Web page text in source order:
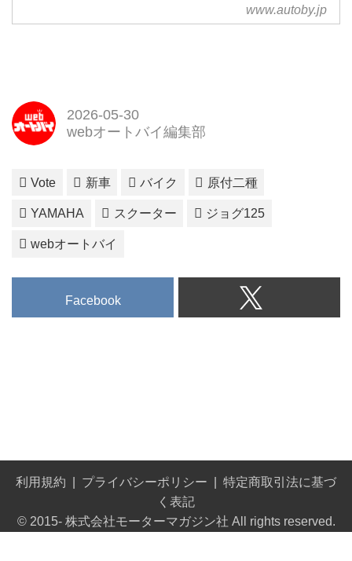
www.autoby.jp
2026-05-30
webオートバイ編集部
Vote 新車 バイク 原付二種
YAMAHA スクーター ジョグ125
webオートバイ
Facebook
利用規約 プライバシーポリシー
特定商取引法に基づ
く表記
© 2015- 株式会社モーターマガジン社 All rights reserved.